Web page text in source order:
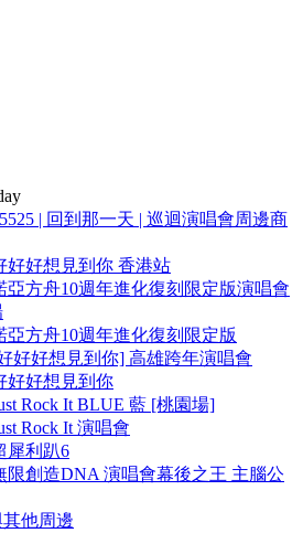
| 回到那一天 | 巡迴演唱會周邊商
好好想見到你 香港站
亞方舟10週年進化復刻限定版演唱會
亞方舟10週年進化復刻限定版
好好想見到你] 高雄跨年演唱會
好好想見到你
Rock It BLUE 藍 [桃園場]
Rock It 演唱會
犀利趴6
限創造DNA 演唱會幕後之王 主腦公
他周邊